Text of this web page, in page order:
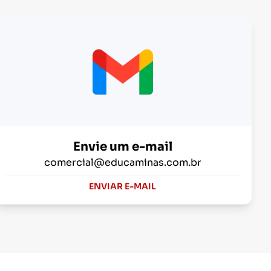
Envie um e-mail
comercial@educaminas.com.br
ENVIAR E-MAIL